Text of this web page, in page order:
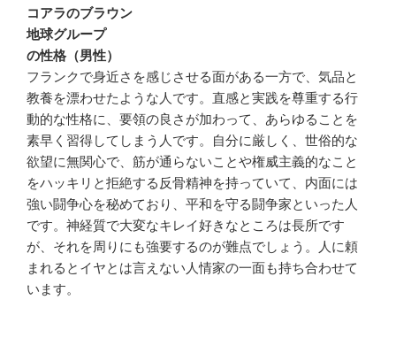
コアラのブラウン
地球グループ
の性格（男性）
フランクで身近さを感じさせる面がある一方で、気品と
教養を漂わせたような人です。直感と実践を尊重する行
動的な性格に、要領の良さが加わって、あらゆることを
素早く習得してしまう人です。自分に厳しく、世俗的な
欲望に無関心で、筋が通らないことや権威主義的なこと
をハッキリと拒絶する反骨精神を持っていて、内面には
強い闘争心を秘めており、平和を守る闘争家といった人
です。神経質で大変なキレイ好きなところは長所です
が、それを周りにも強要するのが難点でしょう。人に頼
まれるとイヤとは言えない人情家の一面も持ち合わせて
います。